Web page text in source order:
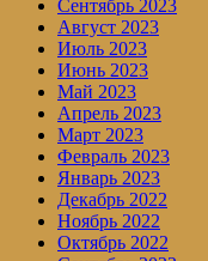
Сентябрь 2023
Август 2023
Июль 2023
Июнь 2023
Май 2023
Апрель 2023
Март 2023
Февраль 2023
Январь 2023
Декабрь 2022
Ноябрь 2022
Октябрь 2022